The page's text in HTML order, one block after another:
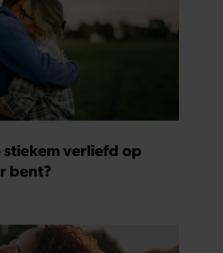
stiekem verliefd op
bent?